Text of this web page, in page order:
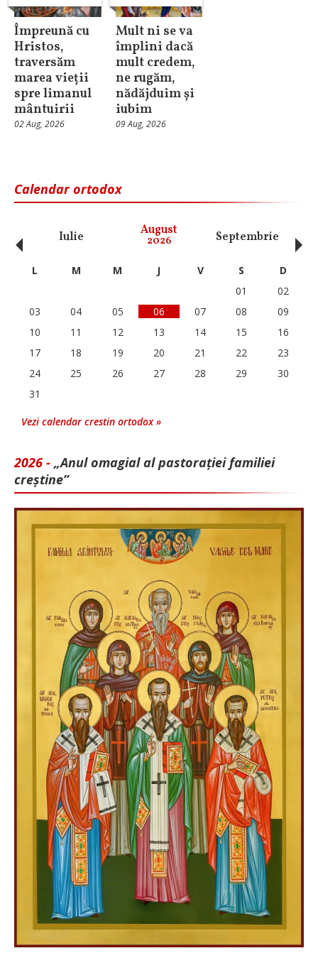
Împreună cu
Hristos,
traversăm
marea vieții
spre limanul
mântuirii
02 Aug, 2026
Mult ni se va
împlini dacă
mult credem,
ne rugăm,
nădăjduim și
iubim
09 Aug, 2026
Calendar ortodox
Iulie August
2026 Septembrie
‹ L M M J V S
D
01
02
03
04 05 06 07 08
09
10
11 12 13 14 15
16
17
18 19 20 21 22
23
24
25 26 27 28 29
30
31
Vezi calendar crestin ortodox »
2026 - „Anul omagial al pastorației familiei
creștine”